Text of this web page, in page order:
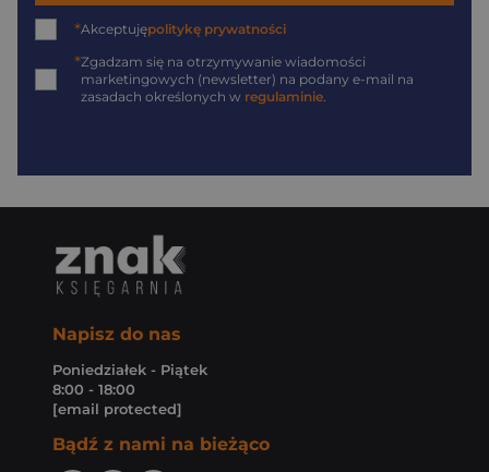
*Akceptujępolitykę prywatności
*Zgadzam się na otrzymywanie wiadomości
marketingowych (newsletter) na podany e-mail na
zasadach określonych w regulaminie.
Napisz do nas
Poniedziałek - Piątek
8:00 - 18:00
[email protected]
Bądź z nami na bieżąco